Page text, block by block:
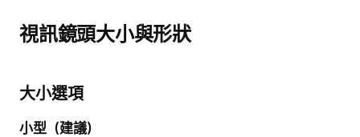
視訊鏡頭大小與形狀
大小選項
小型（建議）